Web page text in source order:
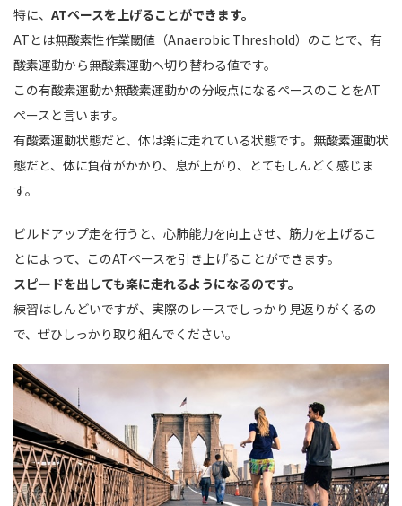
特に、 ATペースを上げることができます。
ATとは無酸素性作業閾値（Anaerobic Threshold）のことで、有
酸素運動から無酸素運動へ切り替わる値です。
この有酸素運動か無酸素運動かの分岐点になるペースのことをAT
ペースと言います。
有酸素運動状態だと、体は楽に走れている状態です。無酸素運動状
態だと、体に負荷がかかり、息が上がり、とてもしんどく感じま
す。
ビルドアップ走を行うと、心肺能力を向上させ、筋力を上げるこ
とによって、このATペースを引き上げることができます。
スピードを出しても楽に走れるようになるのです。
練習はしんどいですが、実際のレースでしっかり見返りがくるの
で、ぜひしっかり取り組んでください。